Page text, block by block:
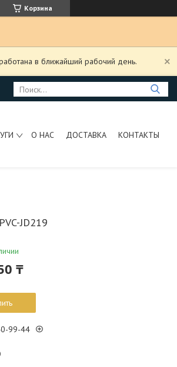
Корзина
в ближайший рабочий день.
О НАС ДОСТАВКА КОНТАКТЫ
JD219
₸
99-44